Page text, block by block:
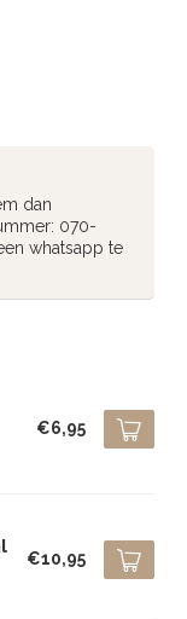
dan
070-
whatsapp te
€6,95
€10,95